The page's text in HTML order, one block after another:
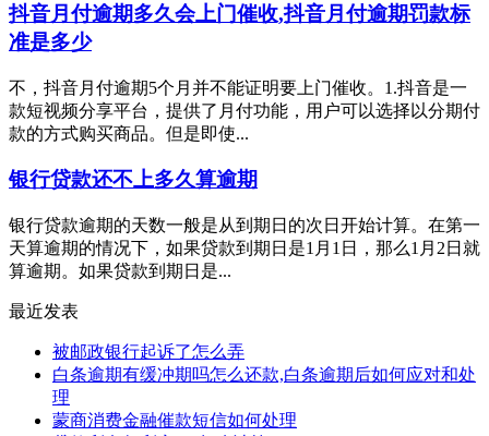
抖音月付逾期多久会上门催收,抖音月付逾期罚款标
准是多少
不，抖音月付逾期5个月并不能证明要上门催收。1.抖音是一
款短视频分享平台，提供了月付功能，用户可以选择以分期付
款的方式购买商品。但是即使...
银行贷款还不上多久算逾期
银行贷款逾期的天数一般是从到期日的次日开始计算。在第一
天算逾期的情况下，如果贷款到期日是1月1日，那么1月2日就
算逾期。如果贷款到期日是...
最近发表
被邮政银行起诉了怎么弄
白条逾期有缓冲期吗怎么还款,白条逾期后如何应对和处
理
蒙商消费金融催款短信如何处理